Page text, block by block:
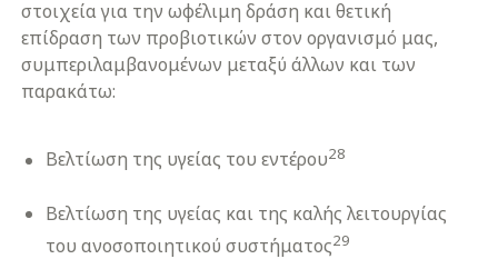
στοιχεία για την ωφέλιμη δράση και θετική
επίδραση των προβιοτικών στον οργανισμό μας,
συμπεριλαμβανομένων μεταξύ άλλων και των
παρακάτω:
Βελτίωση της υγείας του εντέρου28
Βελτίωση της υγείας και της καλής λειτουργίας
του ανοσοποιητικού συστήματος29